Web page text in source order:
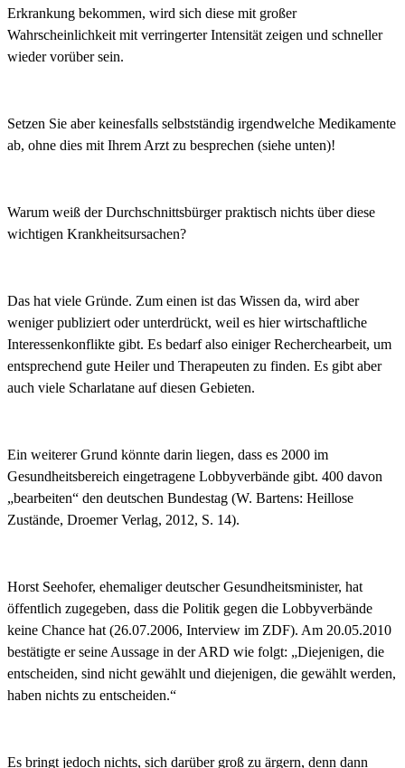
Erkrankung bekommen, wird sich diese mit großer
Wahrscheinlichkeit mit verringerter Intensität zeigen und schneller
wieder vorüber sein.
Setzen Sie aber keinesfalls selbstständig irgendwelche Medikamente
ab, ohne dies mit Ihrem Arzt zu besprechen (siehe unten)!
Warum weiß der Durchschnittsbürger praktisch nichts über diese
wichtigen Krankheitsursachen?
Das hat viele Gründe. Zum einen ist das Wissen da, wird aber
weniger publiziert oder unterdrückt, weil es hier wirtschaftliche
Interessenkonflikte gibt. Es bedarf also einiger Recherchearbeit, um
entsprechend gute Heiler und Therapeuten zu finden. Es gibt aber
auch viele Scharlatane auf diesen Gebieten.
Ein weiterer Grund könnte darin liegen, dass es 2000 im
Gesundheitsbereich eingetragene Lobbyverbände gibt. 400 davon
„bearbeiten“ den deutschen Bundestag (W. Bartens: Heillose
Zustände, Droemer Verlag, 2012, S. 14).
Horst Seehofer, ehemaliger deutscher Gesundheitsminister, hat
öffentlich zugegeben, dass die Politik gegen die Lobbyverbände
keine Chance hat (26.07.2006, Interview im ZDF). Am 20.05.2010
bestätigte er seine Aussage in der ARD wie folgt: „Diejenigen, die
entscheiden, sind nicht gewählt und diejenigen, die gewählt werden,
haben nichts zu entscheiden.“
Es bringt jedoch nichts, sich darüber groß zu ärgern, denn dann